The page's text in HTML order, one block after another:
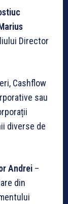
Director
Cashflow
sau
diverse de
Andrei –
din